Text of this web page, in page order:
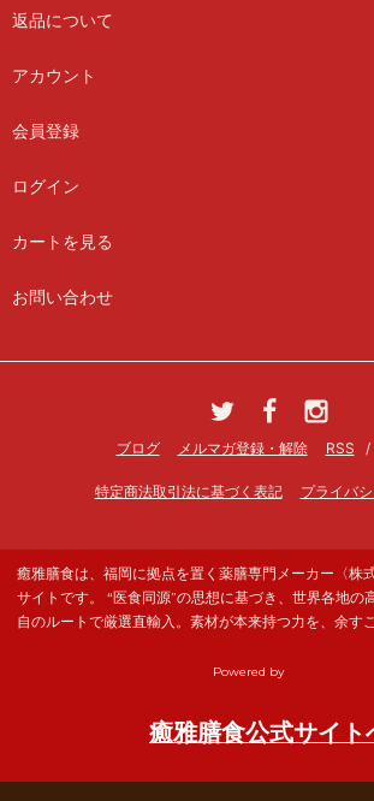
返品について
アカウント
会員登録
ログイン
カートを見る
お問い合わせ
ブログ メルマガ登録・解除 RSS /
特定商法取引法に基づく表記 プライバ
癒雅膳食は、福岡に拠点を置く薬膳専門メーカー〈株
サイトです。 “医食同源”の思想に基づき、世界各地の
自のルートで厳選直輸入。素材が本来持つ力を、余す
Powered by
癒雅膳食公式サイト